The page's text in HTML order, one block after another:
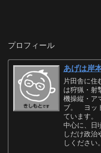
プロフィール
あげは岸
片田舎に
は狩猟・射
機操縦・ア
ブ。 ヨッ
ています
中心に、日
しだけ政治
しください。